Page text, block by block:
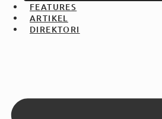
FEATURES
ARTIKEL
DIREKTORI